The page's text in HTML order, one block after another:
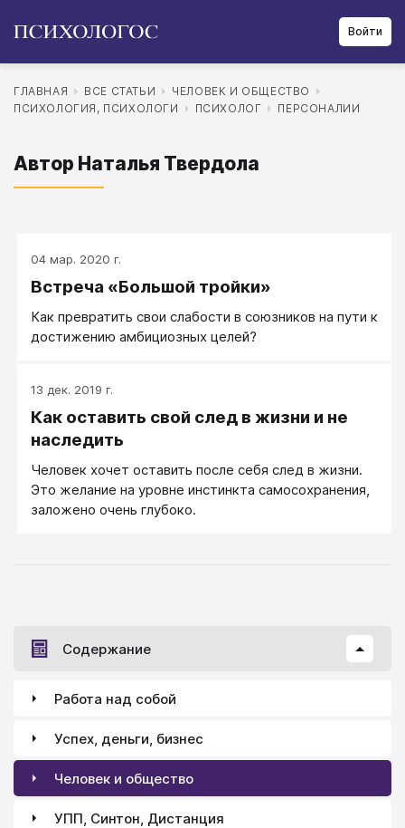
Войти
ГЛАВНАЯ ВСЕ СТАТЬИ
ЧЕЛОВЕК И ОБЩЕСТВО
ПСИХОЛОГИЯ, ПСИХОЛОГИ
ПСИХОЛОГ ПЕРСОНАЛИИ
Автор Наталья Твердола
04 мар. 2020 г.
Встреча «Большой тройки»
Как превратить свои слабости в союзников на пути к
достижению амбициозных целей?
13 дек. 2019 г.
Как оставить свой след в жизни и не
наследить
Человек хочет оставить после себя след в жизни.
Это желание на уровне инстинкта самосохранения,
заложено очень глубоко.
Содержание
Работа над собой
Успех, деньги, бизнес
Человек и общество
УПП, Синтон, Дистанция